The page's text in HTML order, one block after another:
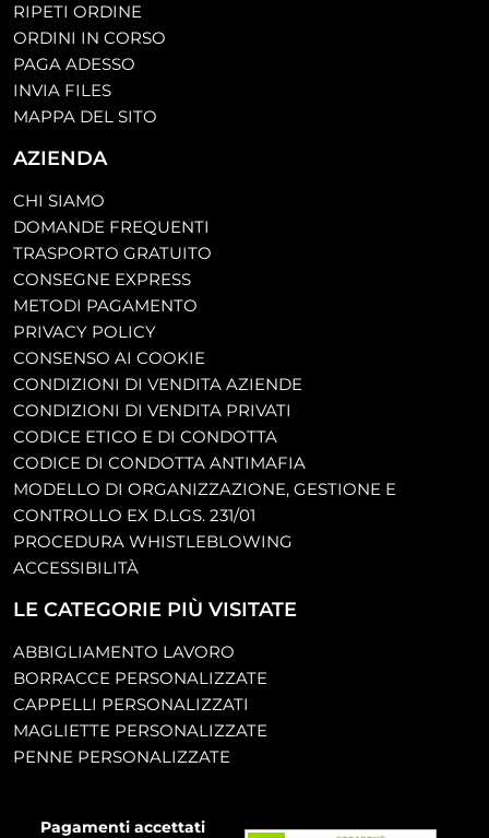
RIPETI ORDINE
ORDINI IN CORSO
PAGA ADESSO
INVIA FILES
MAPPA DEL SITO
AZIENDA
CHI SIAMO
DOMANDE FREQUENTI
TRASPORTO GRATUITO
CONSEGNE EXPRESS
METODI PAGAMENTO
PRIVACY POLICY
CONSENSO AI COOKIE
CONDIZIONI DI VENDITA AZIENDE
CONDIZIONI DI VENDITA PRIVATI
CODICE ETICO E DI CONDOTTA
CODICE DI CONDOTTA ANTIMAFIA
MODELLO DI ORGANIZZAZIONE, GESTIONE E
CONTROLLO EX D.LGS. 231/01
PROCEDURA WHISTLEBLOWING
ACCESSIBILITÀ
LE CATEGORIE PIÙ VISITATE
ABBIGLIAMENTO LAVORO
BORRACCE PERSONALIZZATE
CAPPELLI PERSONALIZZATI
MAGLIETTE PERSONALIZZATE
PENNE PERSONALIZZATE
Pagamenti accettati